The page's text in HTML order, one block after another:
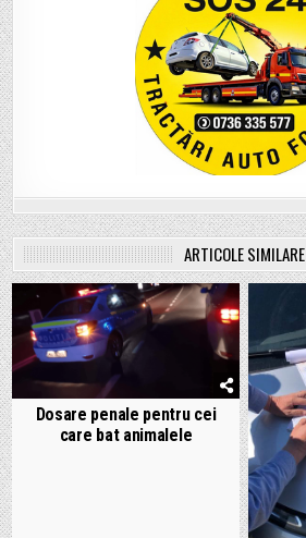
ARTICOLE SIMILARE
Dosare penale pentru cei
care bat animalele